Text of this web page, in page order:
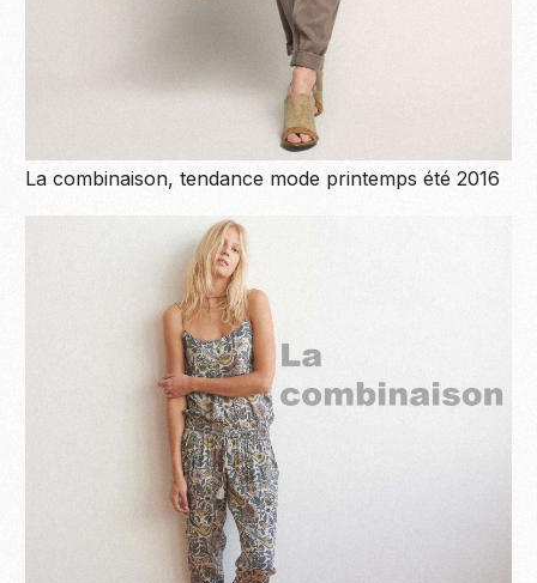
La combinaison, tendance mode printemps été 2016